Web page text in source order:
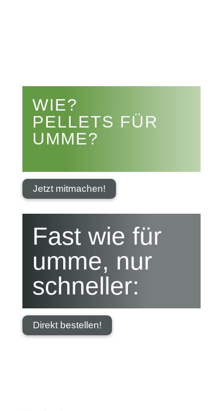
WIE?
PELLETS FÜR
UMME?
Jetzt mitmachen!
Fast wie für
umme, nur
schneller:
Direkt bestellen!